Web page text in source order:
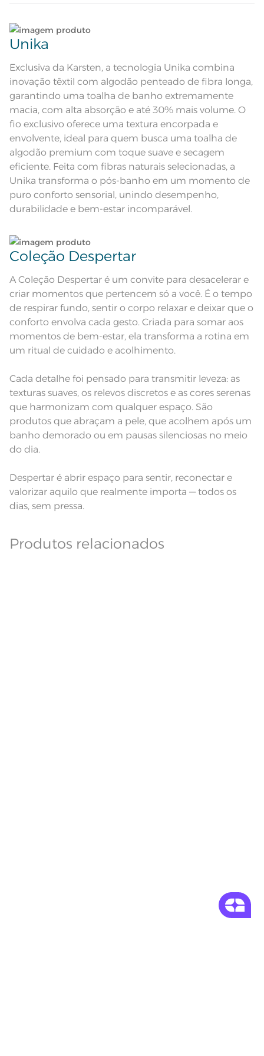
Etiqueta Diferenciada; Barra
Descrição Visual
Tamanho Rosto
Cor Verde Miragem
Itens Inclusos 1 Toalha de Rosto
Medida 48cm x 80cm
Instruções de Lavagem
Lavação a 60ºC; Proibido alvejar;
Secar em tambor com
temperatura maxima de 60ºC;
Ferro de passar com temperatura
Observações
e modelo do monitor ou do
aparelho celular. Consultar a cor
produto.
Fios Fio Tecnologia Unika
Lave tipos de tecidos distintos separadamente;
ciclo;
Lave as peças no ciclo leve, suave ou delicado de
sua lavadora;
Enxágue as peças com bastante água;
Utilize a quantidade mínima de amaciante e sabão;
Ao pendurar as toalhas, recomenda-se sacudi-las
bem;
Unika
Exclusiva da Karsten, a tecnologia Unika combina
inovação têxtil com algodão penteado de fibra longa,
garantindo uma toalha de banho extremamente
macia, com alta absorção e até 30% mais volume. O
fio exclusivo oferece uma textura encorpada e
envolvente, ideal para quem busca uma toalha de
algodão premium com toque suave e secagem
eficiente. Feita com fibras naturais selecionadas, a
Unika transforma o pós-banho em um momento de
puro conforto sensorial, unindo desempenho,
durabilidade e bem-estar incomparável.
Coleção Despertar
A Coleção Despertar é um convite para desacelerar e
criar momentos que pertencem só a você. É o tempo
de respirar fundo, sentir o corpo relaxar e deixar que o
conforto envolva cada gesto. Criada para somar aos
momentos de bem-estar, ela transforma a rotina em
um ritual de cuidado e acolhimento.
Cada detalhe foi pensado para transmitir leveza: as
texturas suaves, os relevos discretos e as cores serenas
que harmonizam com qualquer espaço. São
produtos que abraçam a pele, que acolhem após um
banho demorado ou em pausas silenciosas no meio
do dia.
Despertar é abrir espaço para sentir, reconectar e
valorizar aquilo que realmente importa — todos os
dias, sem pressa.
Produtos relacionados